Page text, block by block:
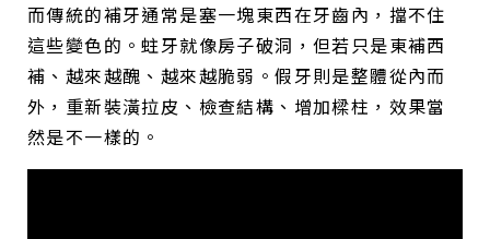
而傳統的補牙通常是塞一塊東西在牙齒內，擋不住
這些變色的。蛀牙就像房子破洞，但若只是東補西
補、越來越醜、越來越脆弱。假牙則是整體從內而
外，重新裝潢拉皮、檢查結構、增加樑柱，效果當
然是不一樣的。